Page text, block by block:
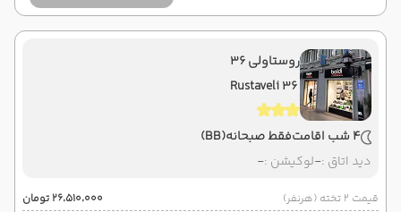
روستاولی 36
Rustaveli 36
4 شب اقامت فقط صبحانه(BB)
دید اتاق :-لوکیشن :-
قیمت 2 تخته (هرنفر)
۲۶٬۵۱۰٬۰۰۰ تومان